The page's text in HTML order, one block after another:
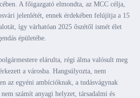
A főigazgató elmondta, az MCC célja,
jelenlétét, ennek érdekében felújítja a 15
így várhatóan 2025 őszétől ismét élet
épületébe.
elárulta, régi álma valósult meg
a városba. Hangsúlyozta, nem
az egyéni ambícióknak, a tudásvágynak
számít anyagi helyzet, társadalmi és